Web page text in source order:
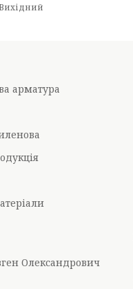
арматура
Олександрович